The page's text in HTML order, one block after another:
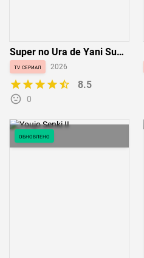
Super no Ura de Yani Suu
Futari
tv сериал 2026
8.5
0
обновлено